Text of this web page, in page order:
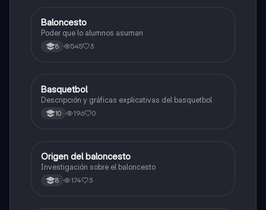
Educación Física
Baloncesto
Poder que lo alumnos asuman
8 545 3
Educación Física
Basquetbol
Descripción y gráficas explicativas del basquetbol
10 196 0
Educación Física
Origen del baloncesto
Investigación sobre el baloncesto
8 174 3